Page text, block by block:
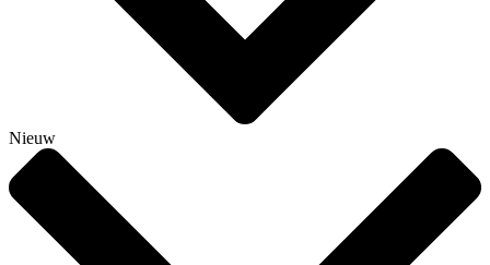
Nieuw